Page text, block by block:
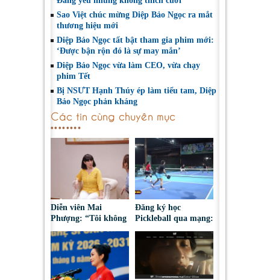
Sao Việt chúc mừng Diệp Bảo Ngọc ra mắt
thương hiệu mới
Diệp Bảo Ngọc tất bật tham gia phim mới:
‘Được bận rộn đó là sự may mắn’
Diệp Bảo Ngọc vừa làm CEO, vừa chạy
phim Tết
Bị NSƯT Hạnh Thúy ép làm tiểu tam, Diệp
Bảo Ngọc phản kháng
Các tin cùng chuyên mục
Diễn viên Mai
Phượng: “Tôi không
những gì mình đã
chọn”
Đăng ký học
Pickleball qua mạng:
đoạt tài sản